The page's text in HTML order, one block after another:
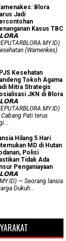
Blora
Jadi
Kasus TBC
(Wamenkes)
Kesehatan
Tokoh Agama
Mitra Strategis
JKN di Blora
Pati terus
Hilang 5 Hari
MD di Hutan
Polisi
Tidak Ada
Penganiayaan
— Seorang lansia
Dukuh...